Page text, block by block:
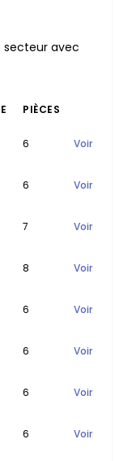
avec
PIÈCES
6 Voir
6 Voir
7 Voir
8 Voir
6 Voir
6 Voir
6 Voir
6 Voir